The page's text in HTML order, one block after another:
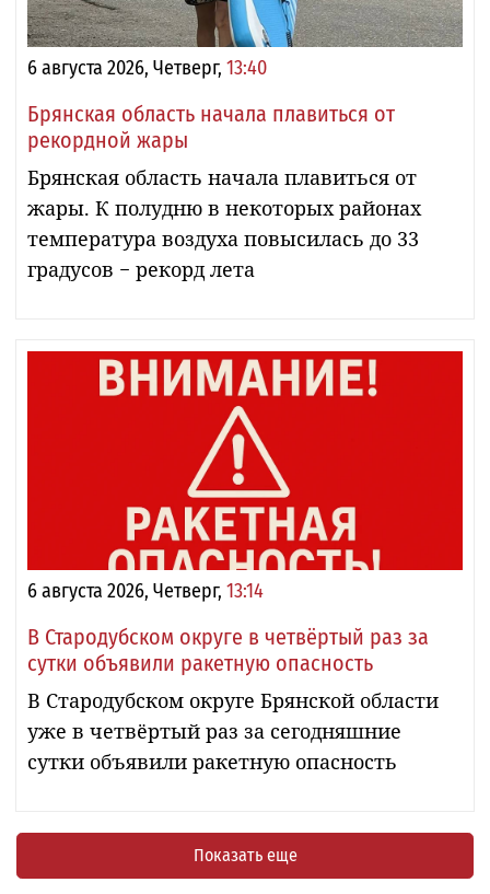
6 августа 2026, Четверг, 13:40
Брянская область начала плавиться от
рекордной жары
Брянская область начала плавиться от
жары. К полудню в некоторых районах
температура воздуха повысилась до 33
градусов − рекорд лета
6 августа 2026, Четверг, 13:14
В Стародубском округе в четвёртый раз за
сутки объявили ракетную опасность
В Стародубском округе Брянской области
уже в четвёртый раз за сегодняшние
сутки объявили ракетную опасность
Показать еще